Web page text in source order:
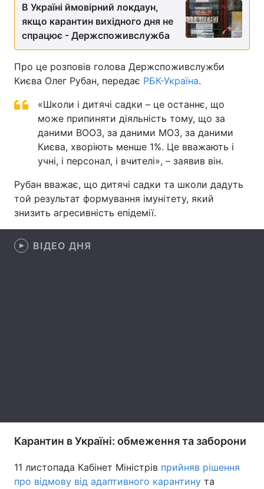
Економіка Світ
Спорт Наука
Зброя Інциденти
Здоров'я Туризм
Цікавинки Погода
Екологія Регіони
Лонгріди
Інтерв'ю
В Україні ймовірний локдаун,
якщо карантин вихідного дня не
спрацює - Держспоживслужба
Про це розповів голова Держспоживслужби
Києва Олег Рубан, передає РБК-Україна.
«Школи і дитячі садки – це останнє, що
може припиняти діяльність тому, що за
даними ВООЗ, за даними МОЗ, за даними
Києва, хворіють менше 1%. Це вважають і
учні, і персонал, і вчителі», – заявив він.
Рубан вважає, що дитячі садки та школи дадуть
той результат формування імунітету, який
знизить агресивність епідемії.
ВІДЕО ДНЯ
Карантин в Україні: обмеження та заборони
11 листопада Кабінет Міністрів прийняв рішення
про відмову від адаптивного карантину та